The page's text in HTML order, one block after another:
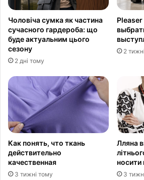
Чоловіча сумка як частина
сучасного гардероба: що
буде актуальним цього
сезону
2 дні тому
Pleaser
2
Как понять, что ткань
действительно
качественная
3 тижні тому
Лляна
3